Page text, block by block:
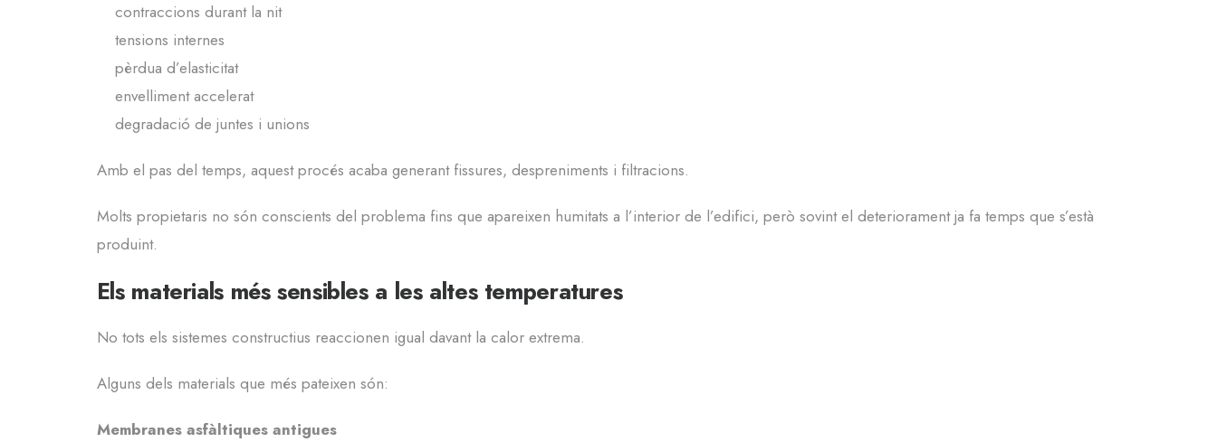
contraccions durant la nit
tensions internes
pèrdua d’elasticitat
envelliment accelerat
degradació de juntes i unions
Amb el pas del temps, aquest procés acaba generant fissures, despreniments i filtracions.
Molts propietaris no són conscients del problema fins que apareixen humitats a l’interior de l’edifici, però sovint el deteriorament ja fa temps que s’està
produint.
Els materials més sensibles a les altes temperatures
No tots els sistemes constructius reaccionen igual davant la calor extrema.
Alguns dels materials que més pateixen són:
Membranes asfàltiques antigues